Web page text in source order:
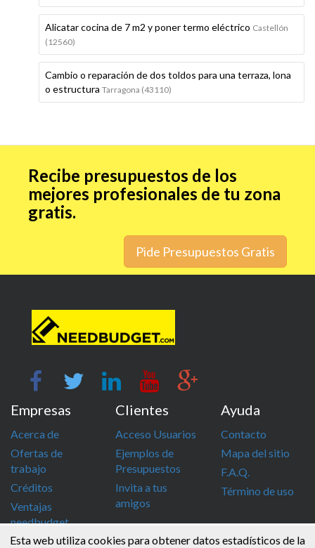
Alicatar cocina de 7 m2 y poner termo eléctrico Castellón
(12560)
Cambio o reparación de dos toldos para una terraza, lona
o estructura Tarragona (43110)
Recibe presupuestos de los
mejores profesionales de tu zona
gratis.
Pide Presupuestos Gratis
Esta web utiliza cookies para obtener datos estadísticos de la
Empresas
Acerca de
Ofertas de
trabajo
Créditos
Ventajas
needbudget
Clientes
Acceso Usuarios
Ejemplos de
Presupuestos
Invita a tus
amigos
Ayuda
Contacto
Mapa del sitio
F.A.Q.
Término de uso